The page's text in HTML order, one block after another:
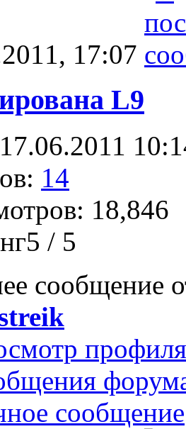
17:07
L9
14
18,846
/ 5
сообщение
профиля
сообщение